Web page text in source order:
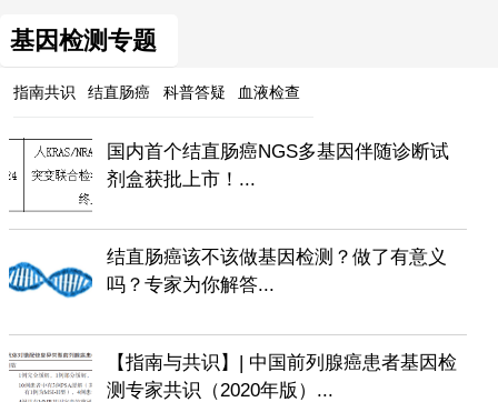
基因检测专题
指南共识 结直肠癌 科普答疑 血液检查
国内首个结直肠癌NGS多基因伴随诊断试
剂盒获批上市！...
结直肠癌该不该做基因检测？做了有意义
吗？专家为你解答...
【指南与共识】| 中国前列腺癌患者基因检
测专家共识（2020年版）...